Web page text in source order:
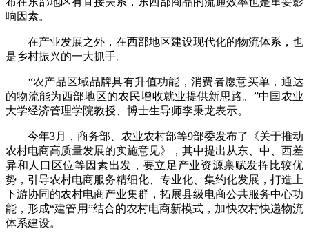
响因素。
在产业发展之外，在西部地区建设现代化的物流体系，也
是乡村振兴的一大抓手。
“农产品区域品牌具有升值功能，消费者愿意买单，通达
的物流能为西部地区的农民增收就业提供新思路。”中国农业
大学经济管理学院教授、博士生导师李秉龙表示。
今年3月，商务部、农业农村部等9部委发布了《关于推动
农村电商高质量发展的实施意见》，其中提出从东、中、西差
异和人口区位等因素出发，要立足产业资源禀赋发挥比较优
势，引导农村电商服务精细化、专业化、集约化发展，打造上
下游协同的农村电商产业集群，拓展县级电商公共服务中心功
能，形成“建管用”结合的农村电商新模式，加快农村快递物流
体系建设。